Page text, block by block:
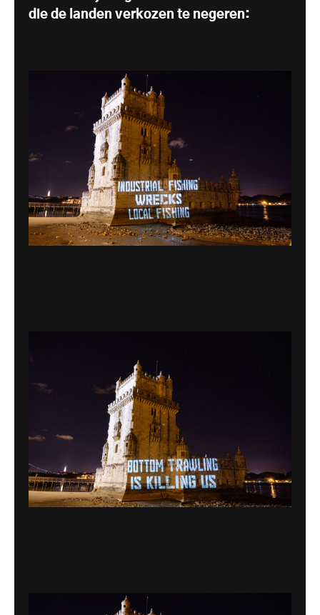
die de landen verkozen te negeren: